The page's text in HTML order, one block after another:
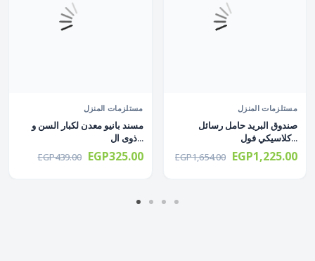
مستلزمات المنزل
مسند بانيو معدن لكبار السن و
ذوى ال...
EGP439.00 EGP325.00
مستلزمات المنزل
صندوق البريد حامل رسائل
كلاسيكي فول...
EGP1,654.00 EGP1,225.00